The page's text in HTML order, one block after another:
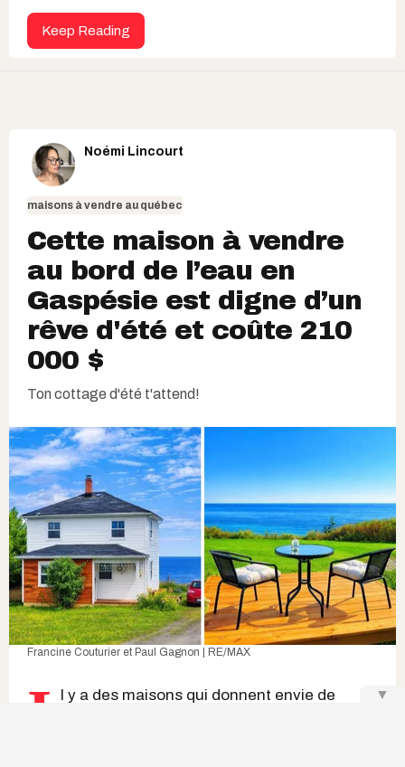
Keep Reading
Noémi Lincourt
maisons à vendre au québec
Cette maison à vendre
au bord de l’eau en
Gaspésie est digne d’un
rêve d'été et coûte 210
000 $
Ton cottage d'été t'attend!
Francine Couturier et Paul Gagnon | RE/MAX
I
l y a des maisons qui donnent envie de
▼